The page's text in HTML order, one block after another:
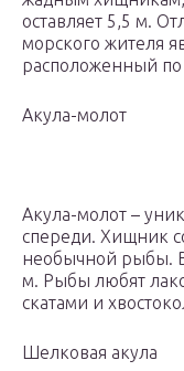
оставляет 5,5 м.
морского жителя
расположенный по
Акула-молот
Акула-молот –
спереди. Хищник
необычной рыбы.
м. Рыбы любят
скатами и
Шелковая акула